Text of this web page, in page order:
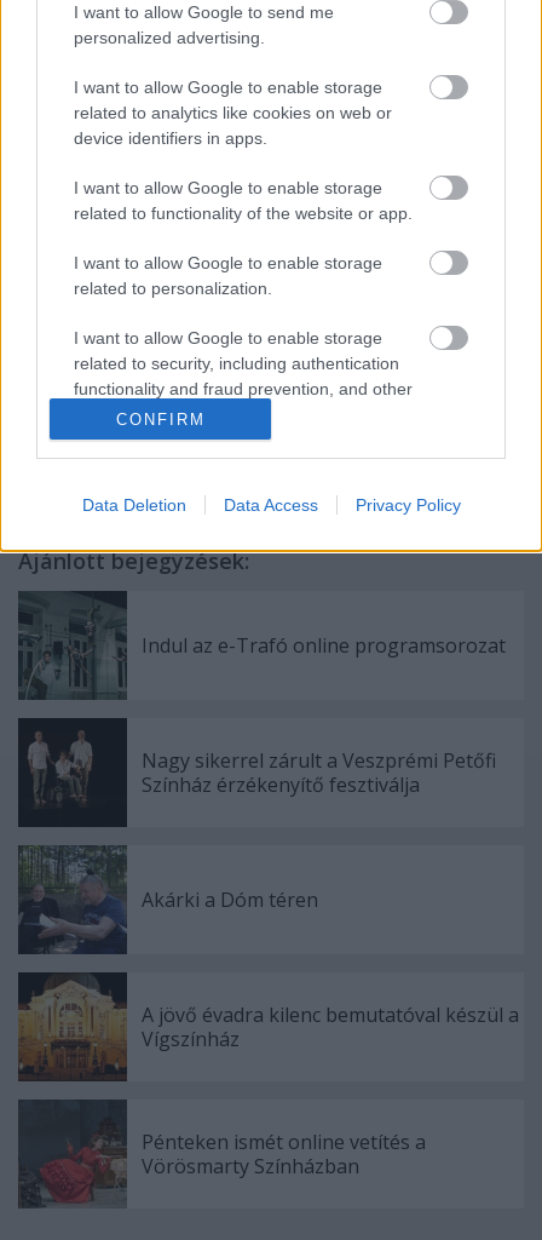
I want to allow Google to send me
personalized advertising.
I want to allow Google to enable storage
related to analytics like cookies on web or
device identifiers in apps.
I want to allow Google to enable storage
related to functionality of the website or app.
I want to allow Google to enable storage
related to personalization.
I want to allow Google to enable storage
related to security, including authentication
functionality and fraud prevention, and other
user protection.
CONFIRM
Data Deletion Data Access Privacy Policy
játszik a darabban. A hangszerelés
Czomba
munkája. A produkció rendezője Simon Kornél.
Mint az MTI-hez eljuttatott közleményben áll: az
alkotók remélik, hogy a musicalt ősztől
kőszínházban is láthatja a közönség.
A bemutató különlegessége, hogy Andrádi Zsanett
ezúttal nemcsak a női főszerepet alakítja, hanem a
produkció társproducere is. A fiatal színésznőt A
vámpírok bálja című musicalben Sarah szerepében
ismerhette meg a közönség. Azóta a Centrál Színház
több zenés darabjának főszereplője, legutóbb a
Simon Kornélszínész A hangvilla titka című
mesejáték színre állításával debütált rendezőként, a
darab a Centrál Színház műsorán szerepel.
Ajánlott bejegyzések:
Indul az e-Trafó online programsorozat
Nagy sikerrel zárult a Veszprémi Petőfi
Színház érzékenyítő fesztiválja
Akárki a Dóm téren
A jövő évadra kilenc bemutatóval készül a
Vígszínház
Pénteken ismét online vetítés a
Vörösmarty Színházban